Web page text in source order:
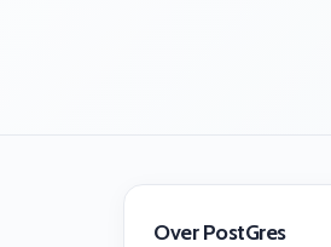
Over PostGres